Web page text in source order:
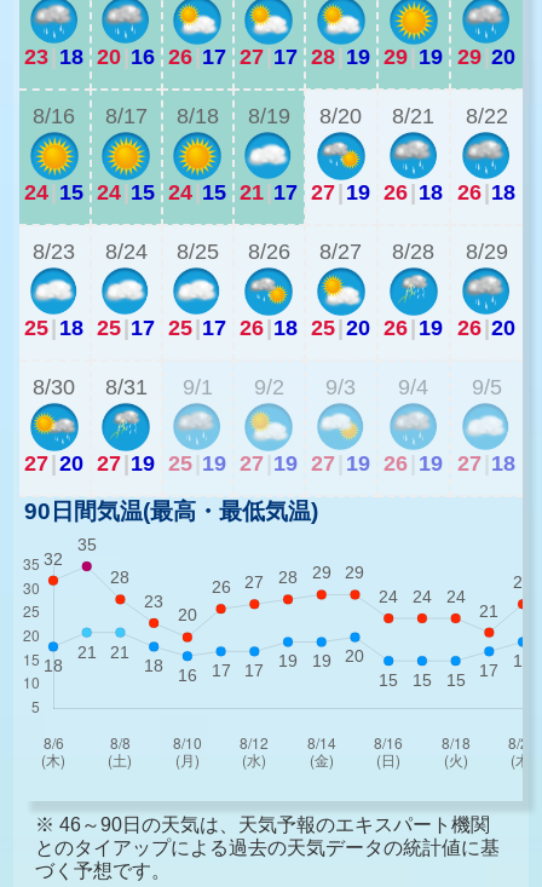
23| 18 20|16 26|17 27|17 28| 19 29| 19 29|20
8/16
24| 15
8/17
24|15
8/18
24|15
8/19
21|17
8/20
27| 19
8/21
26| 18
8/22
26|18
8/23
25| 18
8/24
25|17
8/25
25|17
8/26
26|18
8/27
25|20
8/28
26| 19
8/29
26|20
8/30
27|20
8/31
27|19
9/1
25 19
9/2
27 19
9/3
27 19
9/4
26 19
9/5
27 18
90日間気温(最高・最低気温)
※ 46～90日の天気は、天気予報のエキスパート機関
とのタイアップによる過去の天気データの統計値に基
づく予想です。